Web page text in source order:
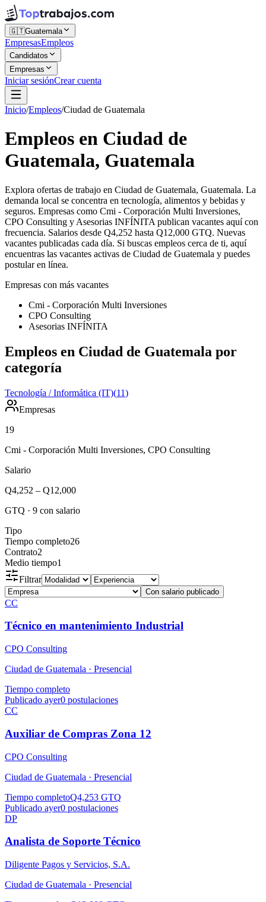
🇬🇹Guatemala
EmpresasEmpleos
Candidatos
Empresas
Iniciar sesiónCrear cuenta
Inicio/Empleos/Ciudad de Guatemala
Empleos en Ciudad de
Guatemala, Guatemala
Explora ofertas de trabajo en Ciudad de Guatemala, Guatemala. La
demanda local se concentra en tecnología, alimentos y bebidas y
seguros. Empresas como Cmi - Corporación Multi Inversiones,
CPO Consulting y Asesorias INFÍNITA publican vacantes aquí con
frecuencia. Salarios desde Q4,252 hasta Q12,000 GTQ. Nuevas
vacantes publicadas cada día. Si buscas empleos cerca de ti, aquí
encuentras las vacantes activas de Ciudad de Guatemala y puedes
postular en línea.
Empresas con más vacantes
Cmi - Corporación Multi Inversiones
CPO Consulting
Asesorias INFÍNITA
Empleos en Ciudad de Guatemala por
categoría
Tecnología / Informática (IT)(11)
Empresas
19
Cmi - Corporación Multi Inversiones, CPO Consulting
Salario
Q4,252 – Q12,000
GTQ · 9 con salario
Tipo
Tiempo completo26
Contrato2
Medio tiempo1
Filtrar
Con salario publicado
CC
Técnico en mantenimiento Industrial
CPO Consulting
Ciudad de Guatemala · Presencial
Tiempo completo
Publicado ayer0 postulaciones
CC
Auxiliar de Compras Zona 12
CPO Consulting
Ciudad de Guatemala · Presencial
Tiempo completoQ4,253 GTQ
Publicado ayer0 postulaciones
DP
Analista de Soporte Técnico
Diligente Pagos y Servicios, S.A.
Ciudad de Guatemala · Presencial